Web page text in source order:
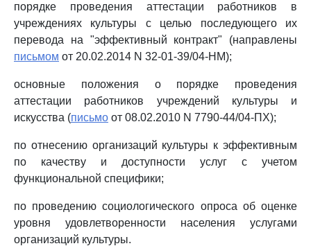
порядке проведения аттестации работников в
учреждениях культуры с целью последующего их
перевода на "эффективный контракт" (направлены
письмом от 20.02.2014 N 32-01-39/04-НМ);
основные положения о порядке проведения
аттестации работников учреждений культуры и
искусства (письмо от 08.02.2010 N 7790-44/04-ПХ);
по отнесению организаций культуры к эффективным
по качеству и доступности услуг с учетом
функциональной специфики;
по проведению социологического опроса об оценке
уровня удовлетворенности населения услугами
организаций культуры.